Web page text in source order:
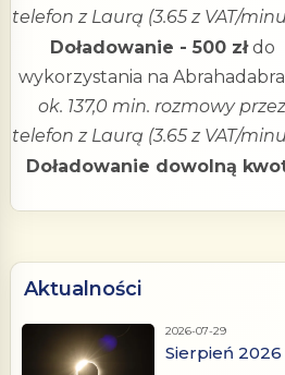
telefon z Laurą (3.65 z VAT/
Doładowanie - 500 złdo
wykorzystania na
ok. 137,0 min. rozmowy przez
telefon z Laurą (3.65 z VAT/
Doładowanie dowolną
Aktualności
2026-07-29
Sierpień